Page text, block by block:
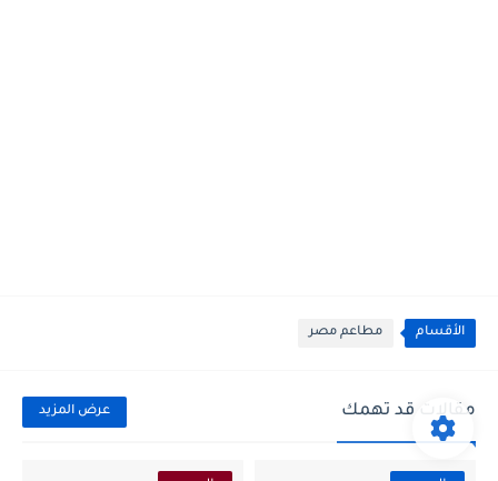
الأقسام مطاعم مصر
مقالات قد تهمك عرض المزيد